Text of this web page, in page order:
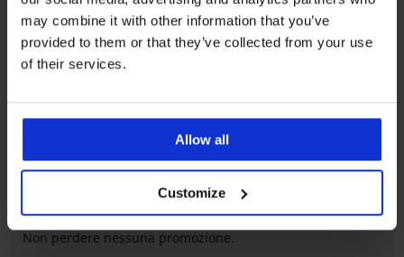
may combine it with other information that you’ve
provided to them or that they’ve collected from your use
of their services.
Allow all
Customize
Spedizione e
pagamento
Ampia scelta
Nei giorni feriali dalle 8.00 alle 16.00
Newsletter
Non perdere nessuna promozione.